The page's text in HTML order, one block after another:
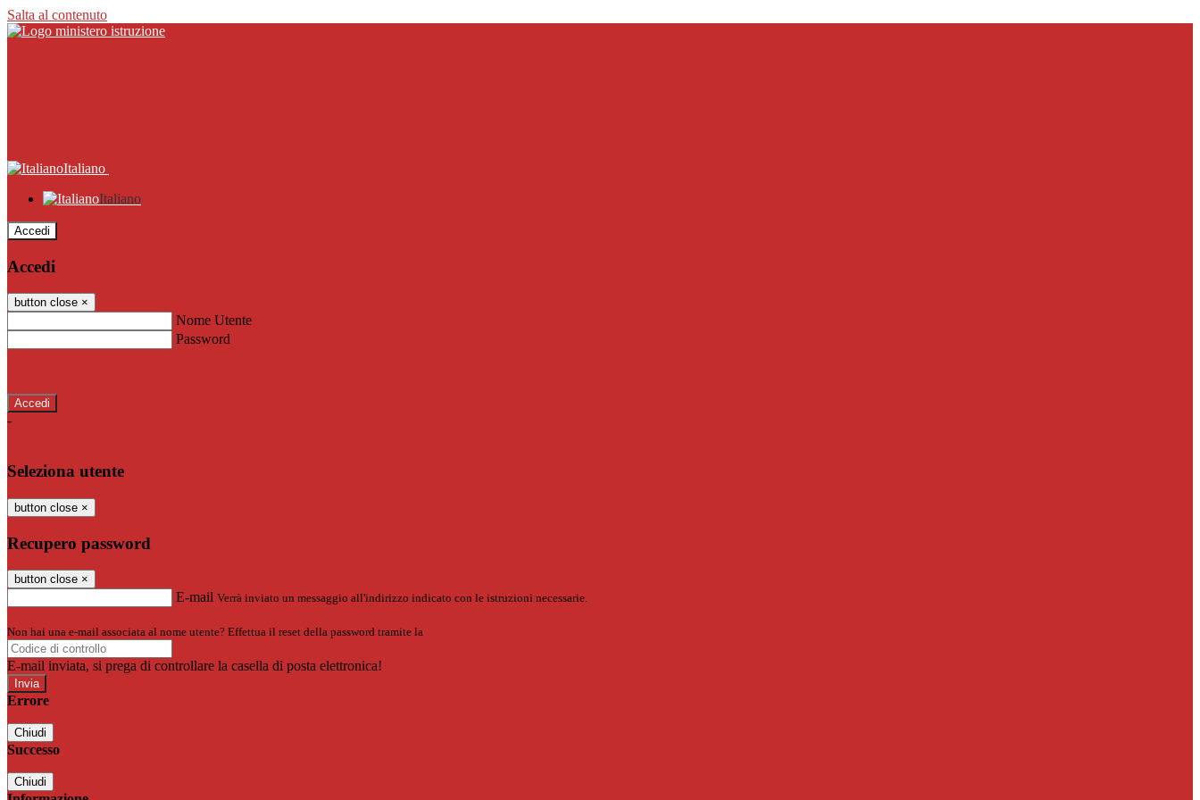
Salta al contenuto
Italiano
Italiano
Accedi
Accedi
button close ×
Nome Utente
Password
-
Seleziona utente
button close ×
Recupero password
button close ×
E-mail Verrà inviato un messaggio all'indirizzo indicato con le istruzioni necessarie.
Non hai una e-mail associata al nome utente? Effettua il reset della password tramite la
E-mail inviata, si prega di controllare la casella di posta elettronica!
Errore
Chiudi
Successo
Chiudi